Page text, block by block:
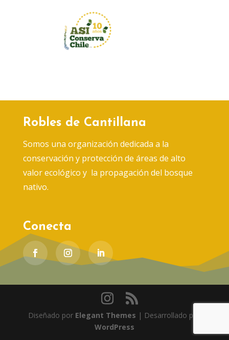
Robles de Cantillana
Somos una organización dedicada a la
conservación y protección de áreas de alto
valor ecológico y la propagación del bosque
nativo.
Conecta
Diseñado por Elegant Themes | Desarrollado por
WordPress